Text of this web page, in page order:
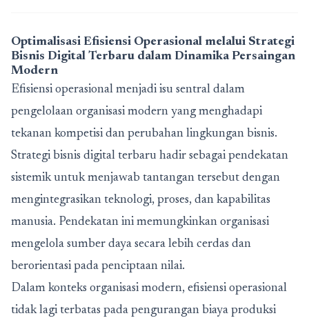
Optimalisasi Efisiensi Operasional melalui Strategi
Bisnis Digital Terbaru dalam Dinamika Persaingan
Modern
Efisiensi operasional menjadi isu sentral dalam
pengelolaan organisasi modern yang menghadapi
tekanan kompetisi dan perubahan lingkungan bisnis.
Strategi bisnis digital terbaru hadir sebagai pendekatan
sistemik untuk menjawab tantangan tersebut dengan
mengintegrasikan teknologi, proses, dan kapabilitas
manusia. Pendekatan ini memungkinkan organisasi
mengelola sumber daya secara lebih cerdas dan
berorientasi pada penciptaan nilai.
Dalam konteks organisasi modern, efisiensi operasional
tidak lagi terbatas pada pengurangan biaya produksi